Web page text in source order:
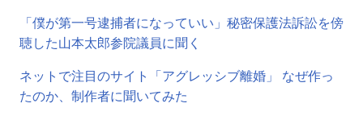
「僕が第一号逮捕者になっていい」秘密保護法訴訟を傍
聴した山本太郎参院議員に聞く
ネットで注目のサイト「アグレッシブ離婚」 なぜ作っ
たのか、制作者に聞いてみた